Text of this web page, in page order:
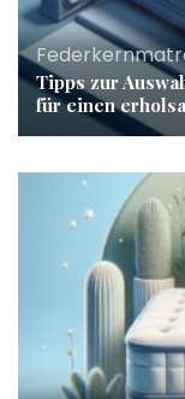
Tipps zur
für einen